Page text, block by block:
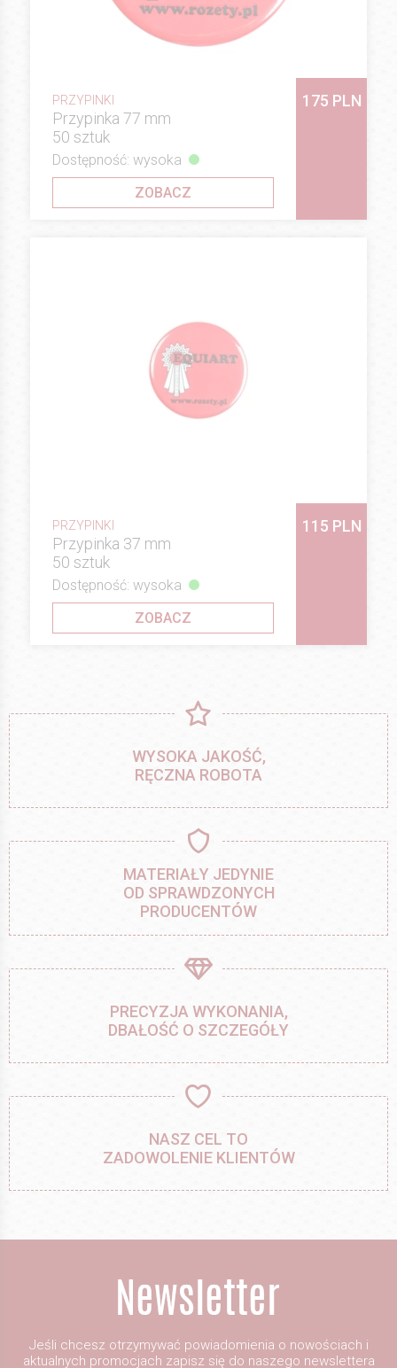
PRZYPINKI
Przypinka 77 mm
50 sztuk
175 PLN
Dostępność: wysoka
ZOBACZ
PRZYPINKI
Przypinka 37 mm
50 sztuk
115 PLN
Dostępność: wysoka
ZOBACZ
WYSOKA JAKOŚĆ,
RĘCZNA ROBOTA
MATERIAŁY JEDYNIE
OD SPRAWDZONYCH
PRODUCENTÓW
PRECYZJA WYKONANIA,
DBAŁOŚĆ O SZCZEGÓŁY
NASZ CEL TO
ZADOWOLENIE KLIENTÓW
Jeśli chcesz otrzymywać powiadomienia o nowościach i
aktualnych promocjach zapisz się do naszego newslettera